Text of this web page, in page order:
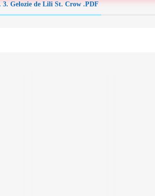
Gelozie de Lili St. Crow .PDF